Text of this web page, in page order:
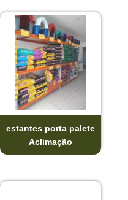
estantes porta palete
Aclimação